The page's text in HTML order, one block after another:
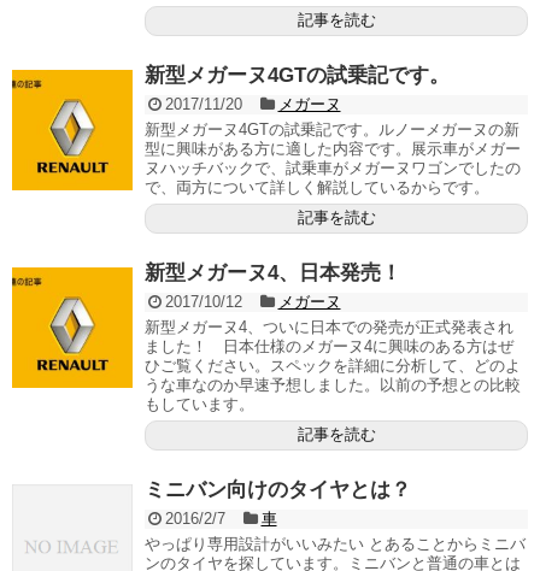
記事を読む
新型メガーヌ4GTの試乗記です。
2017/11/20
メガーヌ
新型メガーヌ4GTの試乗記です。ルノーメガーヌの新
型に興味がある方に適した内容です。展示車がメガー
ヌハッチバックで、試乗車がメガーヌワゴンでしたの
で、両方について詳しく解説しているからです。
記事を読む
新型メガーヌ4、日本発売！
2017/10/12
メガーヌ
新型メガーヌ4、ついに日本での発売が正式発表され
ました！ 日本仕様のメガーヌ4に興味のある方はぜ
ひご覧ください。スペックを詳細に分析して、どのよ
うな車なのか早速予想しました。以前の予想との比較
もしています。
記事を読む
ミニバン向けのタイヤとは？
2016/2/7
車
やっぱり専用設計がいいみたい とあることからミニバ
ンのタイヤを探しています。ミニバンと普通の車とは